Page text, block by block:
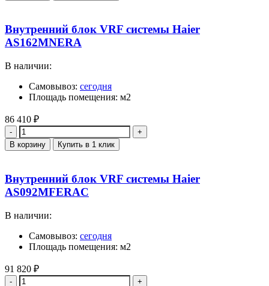
Внутренний блок VRF системы Haier
AS162MNERA
В наличии:
Самовывоз: сегодня
Площадь помещения: м2
86 410 ₽
Количество
В корзину Купить в 1 клик
Внутренний блок VRF системы Haier
AS092MFERAC
В наличии:
Самовывоз: сегодня
Площадь помещения: м2
91 820 ₽
Количество